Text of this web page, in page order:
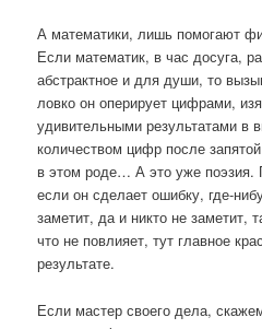
А математики, лишь помогают
Если математик, в час досуга,
абстрактное и для души, то
ловко он оперирует цифрами,
удивительными результатами в
количеством цифр после
в этом роде… А это уже
если он сделает ошибку, где-
заметит, да и никто не заметит,
что не повлияет, тут главное
результате.
Если мастер своего дела,